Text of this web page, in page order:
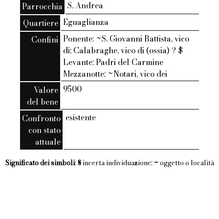
Parrocchia S. Andrea
Quartiere Eguaglianza
Confini Ponente: ~S. Giovanni Battista, vico
di; Calabraghe, vico di (ossia) ? $
Levante: Padri del Carmine
Mezzanotte: ~Notari, vico dei
Valore
del bene
9500
Confronto
con stato
attuale
esistente
Significato dei simboli: §incerta individuazione; ~ oggetto o località